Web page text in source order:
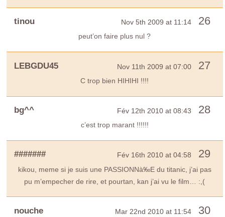
tinou Nov 5th 2009 at 11:14 26
peut’on faire plus nul ?
LEBGDU45 Nov 11th 2009 at 07:00 27
C trop bien HIHIHI !!!!
bg^^ Fév 12th 2010 at 08:43 28
c’est trop marant !!!!!!
####### Fév 16th 2010 at 04:58 29
kikou, meme si je suis une PASSIONNà‰E du titanic, j’ai pas
pu m’empecher de rire, et pourtan, kan j’ai vu le film… :,(
nouche Mar 22nd 2010 at 11:54 30